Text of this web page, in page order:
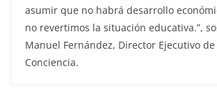
asumir que no habrá desarrollo
no revertimos la situación educativa.”,
Manuel Fernández, Director Ejecutivo de
Conciencia.